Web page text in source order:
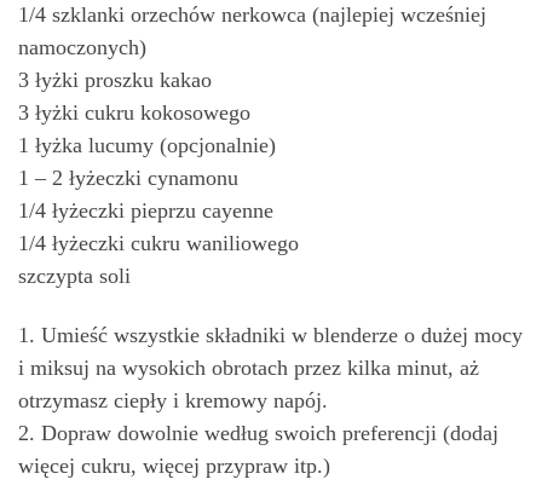
1/4 szklanki orzechów nerkowca (najlepiej wcześniej
namoczonych)
3 łyżki proszku kakao
3 łyżki cukru kokosowego
1 łyżka lucumy (opcjonalnie)
1 – 2 łyżeczki cynamonu
1/4 łyżeczki pieprzu cayenne
1/4 łyżeczki cukru waniliowego
szczypta soli
1. Umieść wszystkie składniki w blenderze o dużej mocy
i miksuj na wysokich obrotach przez kilka minut, aż
otrzymasz ciepły i kremowy napój.
2. Dopraw dowolnie według swoich preferencji (dodaj
więcej cukru, więcej przypraw itp.)